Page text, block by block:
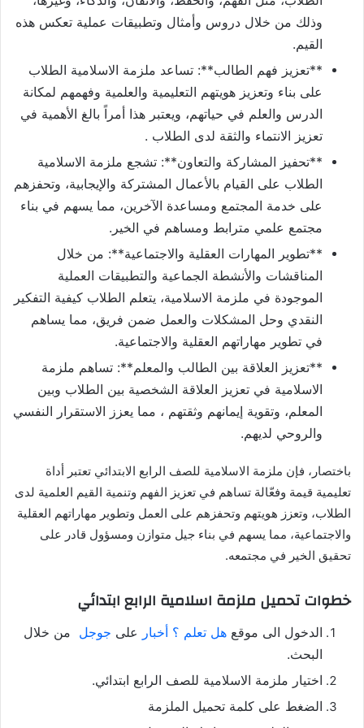
وذلك من خلال دروس وأمثال وتطبيقات عملية تعكس هذه
القيم.
**تعزيز فهم الطالب**: تساعد ملزمة الاسلامية الطلاب
على بناء وتعزيز هويتهم التعليمية والعلمية وفهمهم لمكانة
الدرس والعلم في حياتهم، ويعتبر هذا أمراً بالغ الأهمية في
تعزيز الانتماء والثقة لدى الطلاب .
**تحفيز المشاركة والتعاون**: تشجع ملزمة الاسلامية
الطلاب على القيام بالأعمال المشتركة والإيجابية، وتحفزهم
على خدمة المجتمع ومساعدة الآخرين، مما يسهم في بناء
مجتمع علمي مترابط ومساهم في الخير.
**تطوير المهارات العقلية والاجتماعية**: من خلال
المناقشات والأنشطة الجماعية والتطبيقات العملية
الموجودة في ملزمة الاسلامية، يتعلم الطلاب كيفية التفكير
النقدي وحل المشكلات والعمل ضمن فريق، مما يساهم
في تطوير مهاراتهم العقلية والاجتماعية.
**تعزيز العلاقة بين الطالب والمعلم**: تساهم ملزمة
الاسلامية في تعزيز العلاقة الشخصية بين الطلاب وبين
المعلم، وتقوية إيمانهم وثقتهم ، مما يعزز الاستقرار النفسي
والروحي لديهم.
باختصار، فإن ملزمة الاسلامية للصف الرابع الابتدائي تعتبر أداة
تعليمية قيمة وفعّالة تساهم في تعزيز الفهم وتنمية القيم العلمية لدى
الطلاب، وتعزز هويتهم وتحفزهم على العمل وتطوير مهاراتهم العقلية
والاجتماعية، مما يسهم في بناء جيل متوازن ومسؤول قادر على
تحقيق الخير في مجتمعه.
خطوات تحميل ملزمة اسلامية الرابع ابتدائي
الدخول الى موقع هل تعلم ؟ أخبار على جوجل من خلال
البحث.
اختيار ملزمة الاسلامية للصف الرابع ابتدائي.
الضغط على كلمة تحميل الملزمة